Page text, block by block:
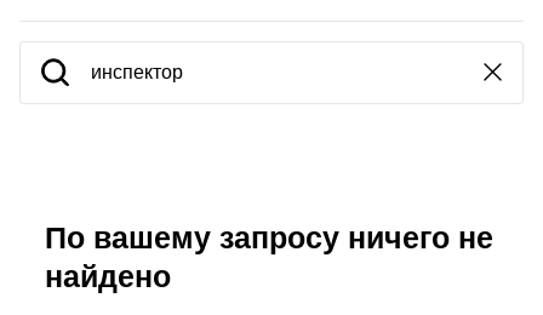
По вашему запросу ничего не
найдено